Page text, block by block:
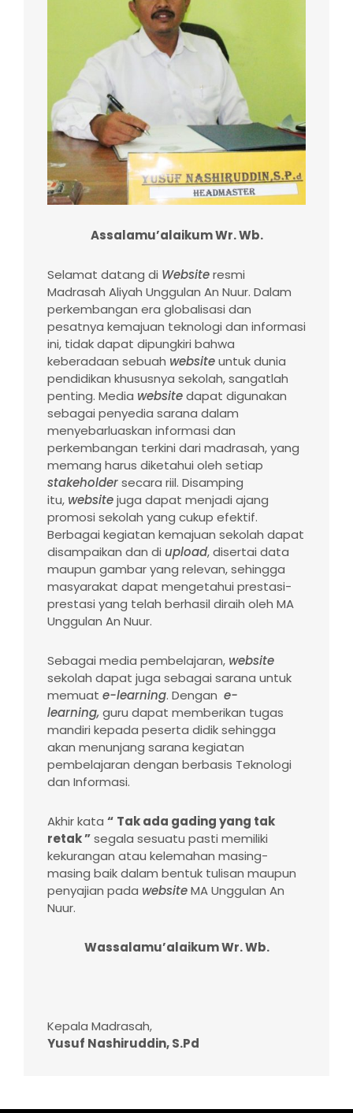
Assalamu’alaikum Wr. Wb.
Selamat datang di Websiteresmi
Madrasah Aliyah Unggulan An Nuur. Dalam
perkembangan era globalisasi dan
pesatnya kemajuan teknologi dan informasi
ini, tidak dapat dipungkiri bahwa
keberadaan sebuah websiteuntuk dunia
pendidikan khususnya sekolah, sangatlah
penting. Media websitedapat digunakan
sebagai penyedia sarana dalam
menyebarluaskan informasi dan
perkembangan terkini dari madrasah, yang
memang harus diketahui oleh setiap
stakeholdersecara riil. Disamping
itu, websitejuga dapat menjadi ajang
promosi sekolah yang cukup efektif.
Berbagai kegiatan kemajuan sekolah dapat
disampaikan dan di upload, disertai data
maupun gambar yang relevan, sehingga
masyarakat dapat mengetahui prestasi-
prestasi yang telah berhasil diraih oleh MA
Unggulan An Nuur.
Sebagai media pembelajaran, website
sekolah dapat juga sebagai sarana untuk
memuat e-learning. Dengan e-
learning,guru dapat memberikan tugas
mandiri kepada peserta didik sehingga
akan menunjang sarana kegiatan
pembelajaran dengan berbasis Teknologi
dan Informasi.
Akhir kata “ Tak ada gadingyang tak
retak ”segala sesuatu pasti memiliki
kekurangan atau kelemahan masing-
masing baik dalam bentuk tulisan maupun
penyajian pada websiteMA Unggulan An
Nuur.
Wassalamu’alaikum Wr. Wb.
Kepala Madrasah,
Yusuf Nashiruddin, S.Pd